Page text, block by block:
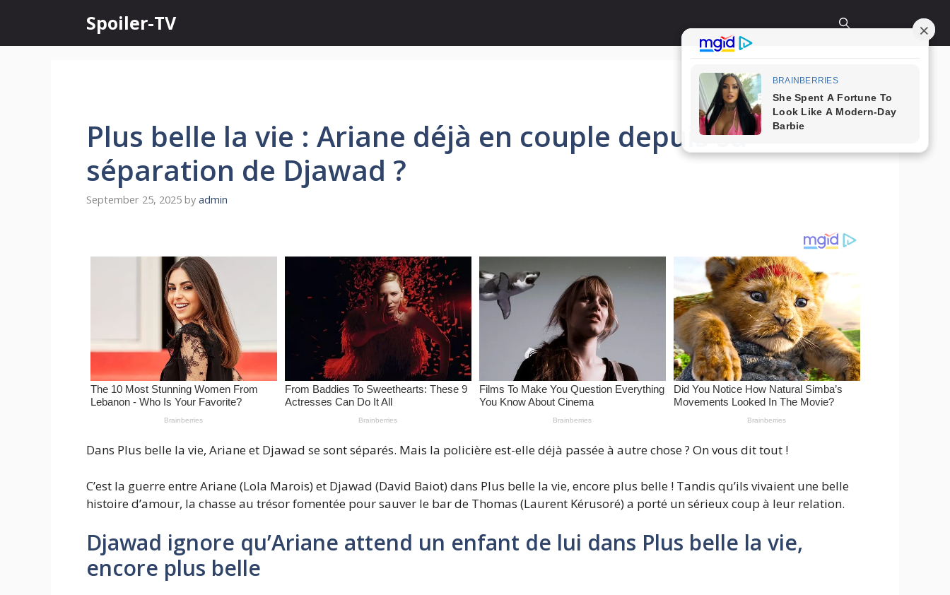
content
Spoiler-TV
Plus belle la vie : Ariane déjà en couple depuis sa
séparation de Djawad ?
September 25, 2025 by admin
Dans Plus belle la vie, Ariane et Djawad se sont séparés. Mais la policière est-elle déjà passée à autre chose ? On vous dit tout !
C’est la guerre entre Ariane (Lola Marois) et Djawad (David Baiot) dans Plus belle la vie, encore plus belle ! Tandis qu’ils vivaient une belle
histoire d’amour, la chasse au trésor fomentée pour sauver le bar de Thomas (Laurent Kérusoré) a porté un sérieux coup à leur relation.
Djawad ignore qu’Ariane attend un enfant de lui dans Plus belle la vie,
encore plus belle